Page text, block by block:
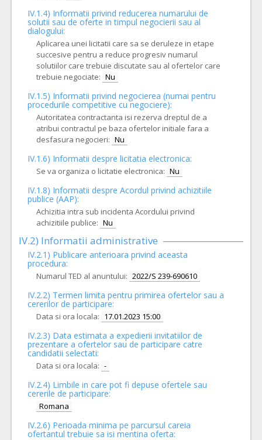
IV.1.4) Informatii privind reducerea numarului de
solutii sau de oferte in timpul negocierii sau al
dialogului:
Aplicarea unei licitatii care sa se deruleze in etape
succesive pentru a reduce progresiv numarul
solutiilor care trebuie discutate sau al ofertelor care
trebuie negociate: Nu
IV.1.5) Informatii privind negocierea (numai pentru
procedurile competitive cu negociere):
Autoritatea contractanta isi rezerva dreptul de a
atribui contractul pe baza ofertelor initiale fara a
desfasura negocieri: Nu
IV.1.6) Informatii despre licitatia electronica:
Se va organiza o licitatie electronica: Nu
IV.1.8) Informatii despre Acordul privind achizitiile
publice (AAP):
Achizitia intra sub incidenta Acordului privind
achizitiile publice: Nu
IV.2) Informatii administrative
IV.2.1) Publicare anterioara privind aceasta
procedura:
Numarul TED al anuntului: 2022/S 239-690610
IV.2.2) Termen limita pentru primirea ofertelor sau a
cererilor de participare:
Data si ora locala: 17.01.2023 15:00
IV.2.3) Data estimata a expedierii invitatiilor de
prezentare a ofertelor sau de participare catre
candidatii selectati:
Data si ora locala: -
IV.2.4) Limbile in care pot fi depuse ofertele sau
cererile de participare:
Romana
IV.2.6) Perioada minima pe parcursul careia
ofertantul trebuie sa isi mentina oferta: